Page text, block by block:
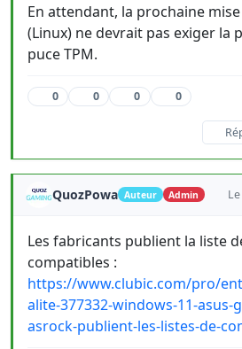
En attendant, la prochaine
(Linux) ne devrait pas exiger la
puce TPM.
0 0 0 0
QuozPowa Auteur Admin
Les fabricants publient la liste
compatibles :
https://www.clubic.com/pro/
alite-377332-windows-11-asus-
asrock-publient-les-listes-de-